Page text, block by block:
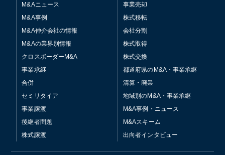
M&Aニュース
M&A事例
M&A仲介会社の情報
M&Aの業界別情報
クロスボーダーM&A
事業承継
合併
セミリタイア
事業譲渡
後継者問題
株式譲渡
事業売却
株式移転
会社分割
株式取得
株式交換
都道府県のM&A・事業承継
清算・廃業
地域別のM&A・事業承継
M&A事例・ニュース
M&Aスキーム
出向者インタビュー